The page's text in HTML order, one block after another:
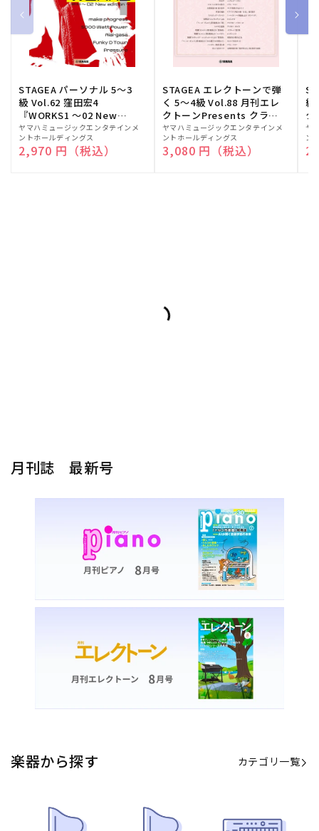
STAGEA パーソナル 5～3
級 Vol.62 窪田宏4
『WORKS1 ～02 New
edition～』
販
売
元:
ヤマハミュージックエンタテインメ
ントホールディングス
通常価格
2,970 円（税込）
STAGEA エレクトーンで弾
く 5～4級 Vol.88 月刊エレ
クトーンPresents クラシ
ック名曲集
販
売
元:
ヤマハミュージックエンタテインメ
ントホールディングス
通常価格
3,080 円（税込）
級
ク
販
売
元:
ヤ
ン
カテゴリ一覧